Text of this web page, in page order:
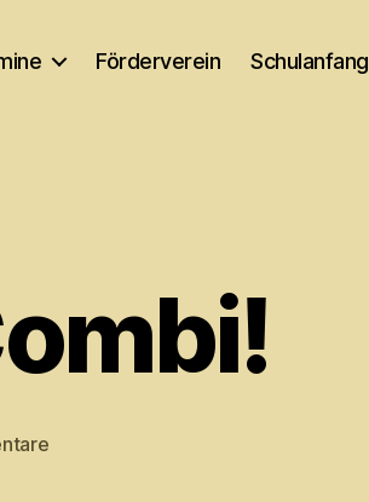
Förderverein Schulanfang
zu